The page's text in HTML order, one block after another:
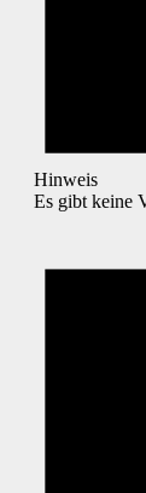
Hinweis
Es gibt keine